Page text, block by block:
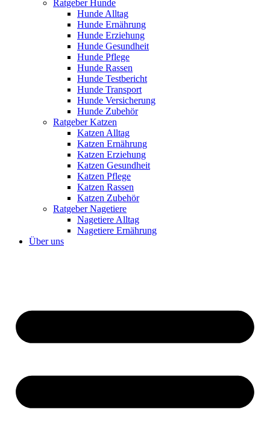
Ratgeber Hunde
Hunde Alltag
Hunde Ernährung
Hunde Erziehung
Hunde Gesundheit
Hunde Pflege
Hunde Rassen
Hunde Testbericht
Hunde Transport
Hunde Versicherung
Hunde Zubehör
Ratgeber Katzen
Katzen Alltag
Katzen Ernährung
Katzen Erziehung
Katzen Gesundheit
Katzen Pflege
Katzen Rassen
Katzen Zubehör
Ratgeber Nagetiere
Nagetiere Alltag
Nagetiere Ernährung
Über uns